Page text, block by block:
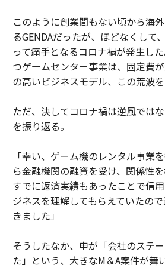
このように創業間もない頃から海
るGENDAだったが、ほどなくして
って痛手となるコロナ禍が発生し
つゲームセンター事業は、固定費
の高いビジネスモデル、この荒波を
ただ、決してコロナ禍は逆風では
を振り返る。
「幸い、ゲーム機のレンタル事業
ら金融機関の融資を受け、関係性を
すでに返済実績もあったことで信
ジネスを理解してもらえていたの
きました」
そうしたなか、申が「会社のステ
た」という、大きなM＆A案件が舞